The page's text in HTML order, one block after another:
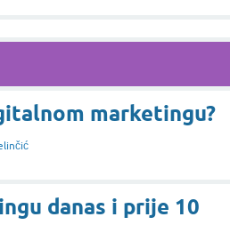
marketingu?
danas i prije 10